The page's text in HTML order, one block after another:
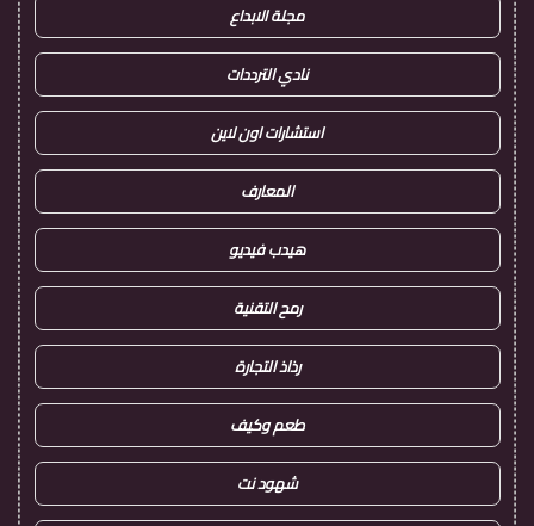
مجلة الابداع
نادي الترددات
استشارات اون لاين
المعارف
هيدب فيديو
رمح التقنية
رذاذ التجارة
طعم وكيف
شهود نت